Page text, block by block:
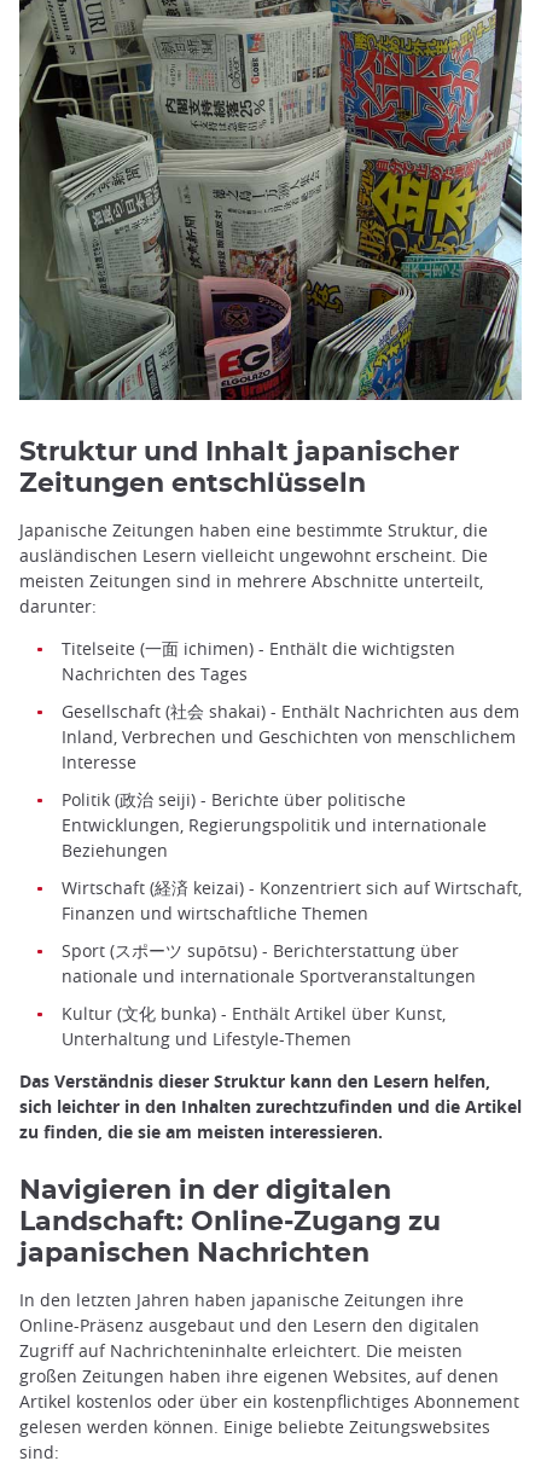
Struktur und Inhalt japanischer
Zeitungen entschlüsseln
Japanische Zeitungen haben eine bestimmte Struktur, die
ausländischen Lesern vielleicht ungewohnt erscheint. Die
meisten Zeitungen sind in mehrere Abschnitte unterteilt,
darunter:
Titelseite (一面 ichimen) - Enthält die wichtigsten
Nachrichten des Tages
Gesellschaft (社会 shakai) - Enthält Nachrichten aus dem
Inland, Verbrechen und Geschichten von menschlichem
Interesse
Politik (政治 seiji) - Berichte über politische
Entwicklungen, Regierungspolitik und internationale
Beziehungen
Wirtschaft (経済 keizai) - Konzentriert sich auf Wirtschaft,
Finanzen und wirtschaftliche Themen
Sport (スポーツ supōtsu) - Berichterstattung über
nationale und internationale Sportveranstaltungen
Kultur (文化 bunka) - Enthält Artikel über Kunst,
Unterhaltung und Lifestyle-Themen
Das Verständnis dieser Struktur kann den Lesern helfen,
sich leichter in den Inhalten zurechtzufinden und die Artikel
zu finden, die sie am meisten interessieren.
Navigieren in der digitalen
Landschaft: Online-Zugang zu
japanischen Nachrichten
In den letzten Jahren haben japanische Zeitungen ihre
Online-Präsenz ausgebaut und den Lesern den digitalen
Zugriff auf Nachrichteninhalte erleichtert. Die meisten
großen Zeitungen haben ihre eigenen Websites, auf denen
Artikel kostenlos oder über ein kostenpflichtiges Abonnement
gelesen werden können. Einige beliebte Zeitungswebsites
sind: